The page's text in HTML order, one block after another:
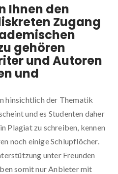
Ihnen den
Zugang
gehören
und Autoren
und
hinsichtlich der Thematik
und es Studenten daher
Plagiat zu schreiben, kennen
noch einige Schlupflöcher.
unter Freunden
somit nur Anbieter mit